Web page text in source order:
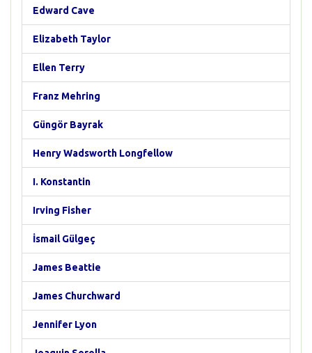
Edward Cave
Elizabeth Taylor
Ellen Terry
Franz Mehring
Güngör Bayrak
Henry Wadsworth Longfellow
I. Konstantin
Irving Fisher
İsmail Gülgeç
James Beattie
James Churchward
Jennifer Lyon